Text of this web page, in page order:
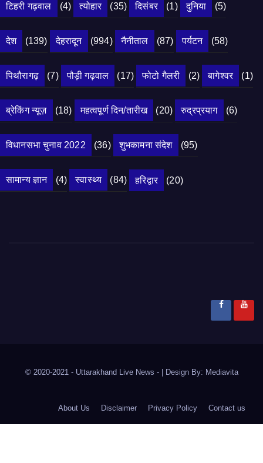
टिहरी गढ़वाल (4) त्योहार (35) दिसंबर (1) दुनिया (5)
देश (139) देहरादून (994) नैनीताल (87) पर्यटन (58)
पिथौरागढ़ (7) पौड़ी गढ़वाल (17) फोटो गैलरी (2) बागेश्वर (1)
ब्रेकिंग न्यूज़ (18) महत्वपूर्ण दिन/तारीख (20) रुद्रप्रयाग (6)
विधानसभा चुनाव 2022 (36) शुभकामना संदेश (95)
सामान्य ज्ञान (4) स्वास्थ्य (84) हरिद्वार (20)
© 2020-2021 - Uttarakhand Live News - Design By: Mediavita
About Us Disclaimer Privacy Policy Contact us